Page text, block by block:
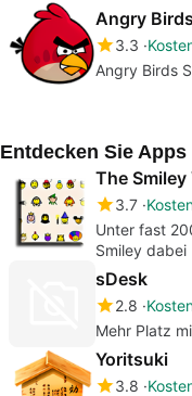
Angry
3.3
Angry Birds
Entdecken Sie Apps
The Smiley
3.7
Unter fast
Smiley dabei
sDesk
2.8
Mehr Platz
Yoritsuki
3.8